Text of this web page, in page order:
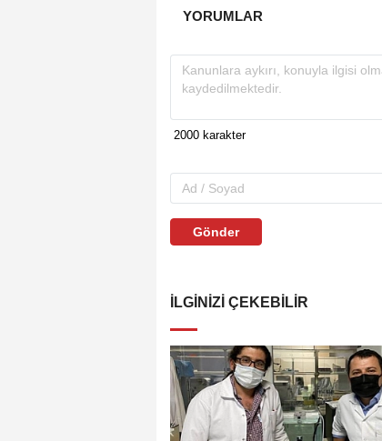
YORUMLAR
Gönder
İLGINIZI ÇEKEBILIR